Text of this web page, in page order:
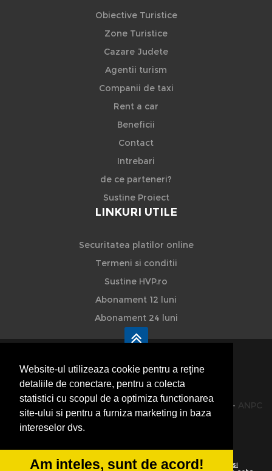
Website-ul utilizeaza cookie pentru a reţine
detaliile de conectare, pentru a colecta
statistici cu scopul de a optimiza functionarea
site-ului si pentru a furniza marketing in baza
intereselor dvs.
Am inteles, sunt de acord!
Obiective Turistice
Zone Turistice
Cazare Judete
Agentii turism
Companii de taxi
Rent a car
Beneficii
Contact
Intrebari
de ce parteneri?
Sustine Proiect
LINKURI UTILE
Securitatea platilor online
Termeni si conditii
Sustine HVP.ro
Abonament 12 luni
Abonament 24 luni
HVP - Hoteluri Vile Pensiuni
© 2014-2026 Powered byVilonMedia&TekaBility - ANPC
SOL
Utilizand acest site inseamna ca sunteti de acord cu Termenii si